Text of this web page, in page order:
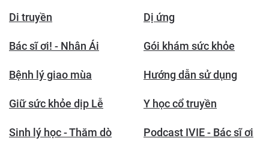
Di truyền Dị ứng
Bác sĩ ơi! - Nhân Ái Gói khám sức khỏe
Bệnh lý giao mùa Hướng dẫn sử dụng
Giữ sức khỏe dịp Lễ Y học cổ truyền
Sinh lý học - Thăm dò
Podcast IVIE - Bác sĩ ơi